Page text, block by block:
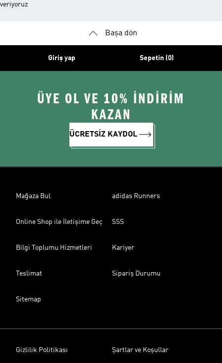
veriyoruz
Başa dön
Giriş yap Sepetin (0)
ÜYE OL VE 10% İNDİRİM
KAZAN
ÜCRETSİZ KAYDOL
Mağaza Bul adidas Runners
Online Shop ile İletişime Geç SSS
Bilgi Toplumu Hizmetleri Kariyer
Teslimat Sipariş Durumu
Sitemap
Gizlilik Politikası Şartlar ve Koşullar